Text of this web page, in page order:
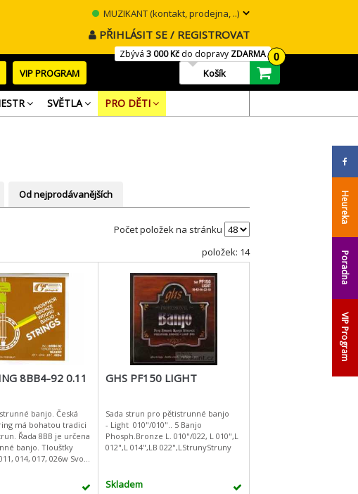
MUZIKANT (kontakt, prodejna, ..)
PŘIHLÁSIT SE / REGISTROVAT
VIP PROGRAM
Zbývá 3 000 Kčdo dopravy ZDARMA 0
Košík
SVĚTLA PRO DĚTI
Heureka
Poradna
VIP Program
Od nejprodávanějších
Počet položek na stránku
položek: 14
8BB4-92 0.11
banjo. Česká
má bohatou tradici
určena
Tloušťky
014, 017, 026w Svojí
GHS PF150 LIGHT
Sada strun pro pětistrunné banjo
- Light 010"/010".. 5 Banjo
Phosph.Bronze L. 010"/022, L 010",L
012",L 014",LB 022",LStrunyStruny
Skladem